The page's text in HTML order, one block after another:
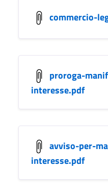
commercio-
proroga-
interesse.pdf
avviso-per-
interesse.pdf